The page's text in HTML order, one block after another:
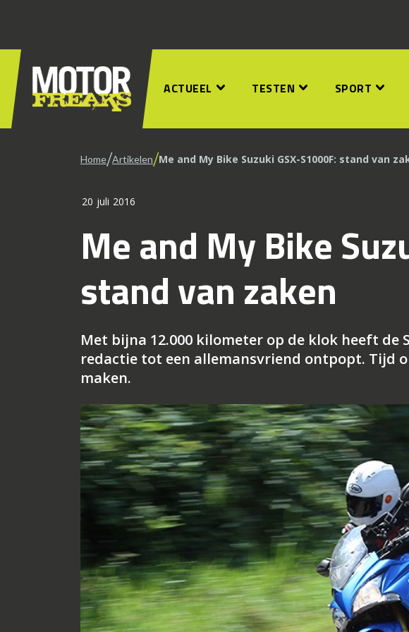
ACTUEEL TESTEN SPORT
Home/Artikelen/Me and My Bike Suzuki GSX-S1000F: stand van
20 juli 2016
Me and My Bike
stand van zaken
Met bijna 12.000 kilometer op de klok heeft de
redactie tot een allemansvriend ontpopt. Tijd
maken.